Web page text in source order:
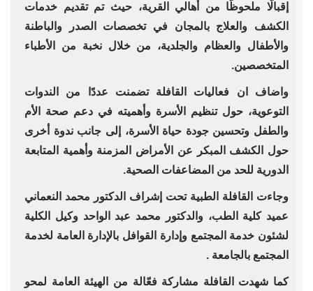
إقبالًا ملحوظًا من أهالي القرية، حيث تم تقديم خدمات
الكشف والعلاج بالمجان في تخصصات الصدر والباطنة
والأطفال والعظام والجلدية، من خلال نخبة من الأطباء
المتخصصين.
واضاف ان فعاليات القافلة تضمنت عددًا من الندوات
التوعوية، حول تنظيم الأسرة وأهميته في دعم صحة الأم
والطفل وتحسين جودة حياة الأسرة، إلى جانب ندوة أخرى
حول الكشف المبكر عن الأمراض المزمنة وأهمية المتابعة
الدورية للحد من المضاعفات الصحية.
وجاءت القافلة الطبية تحت إشراف الدكتور محمد النعماني
عميد كلية الطب، والدكتور محمد عبد الواحد وكيل الكلية
لشئون خدمة المجتمع وإدارة القوافل بالإدارة العامة لخدمة
المجتمع بالجامعة .
كما شهدت القافلة مشاركة فعّالة من الهيئة العامة لمحو